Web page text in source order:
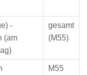
-
(am
gesamt
(M55)
M55